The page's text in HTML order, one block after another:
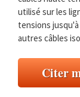
utilisé sur les
tensions jusqu'à
autres câbles
Citer